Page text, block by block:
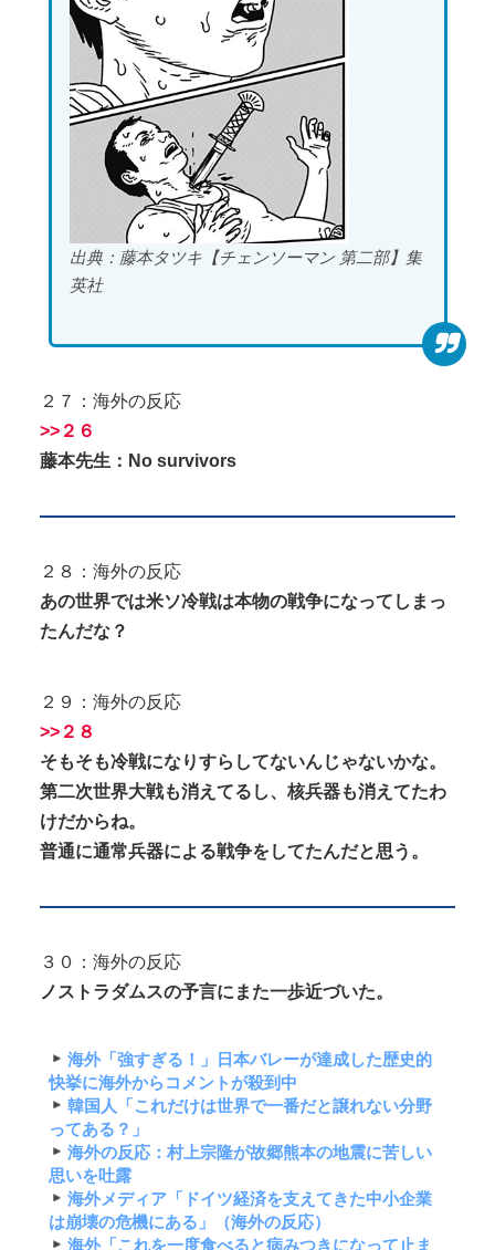
出典：藤本タツキ【チェンソーマン 第二部】集
英社
２７：海外の反応
>>２６
藤本先生：No survivors
２８：海外の反応
あの世界では米ソ冷戦は本物の戦争になってしまっ
たんだな？
２９：海外の反応
>>２８
そもそも冷戦になりすらしてないんじゃないかな。
第二次世界大戦も消えてるし、核兵器も消えてたわ
けだからね。
普通に通常兵器による戦争をしてたんだと思う。
３０：海外の反応
ノストラダムスの予言にまた一歩近づいた。
海外「強すぎる！」日本バレーが達成した歴史的
快挙に海外からコメントが殺到中
韓国人「これだけは世界で一番だと譲れない分野
ってある？」
海外の反応：村上宗隆が故郷熊本の地震に苦しい
思いを吐露
海外メディア「ドイツ経済を支えてきた中小企業
は崩壊の危機にある」（海外の反応）
海外「これを一度食べると病みつきになって止ま